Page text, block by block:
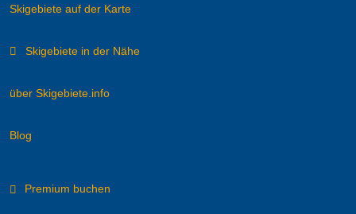
Skigebiete auf der Karte
Skigebiete in der Nähe
über Skigebiete.info
Blog
Premium buchen